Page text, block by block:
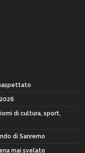
di cultura, sport,
di Sanremo
mai svelato